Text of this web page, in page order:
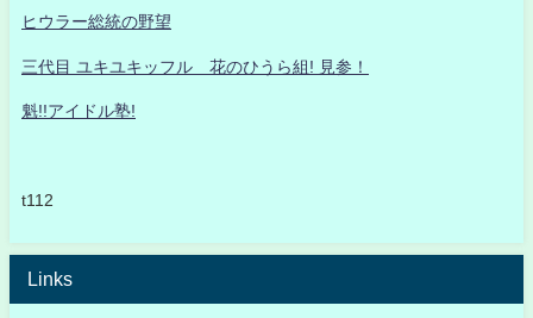
ヒウラー総統の野望
三代目 ユキユキッフル 花のひうら組! 見参！
魁!!アイドル塾!
t112
Links